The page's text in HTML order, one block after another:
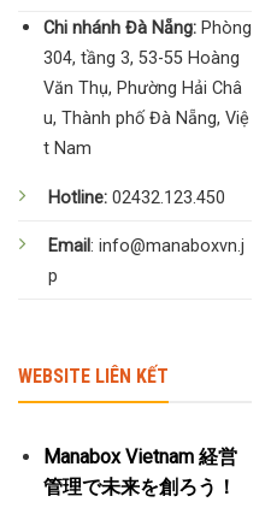
Chi nhánh Đà Nẵng:Phòng
304, tầng 3, 53-55 Hoàng
Văn Thụ, Phường Hải Châ
u, Thành phố Đà Nẵng, Việ
t Nam
Hotline: 02432.123.450
Email: info@manaboxvn.j
p
WEBSITE LIÊN KẾT
Manabox Vietnam 経営
管理で未来を創ろう！